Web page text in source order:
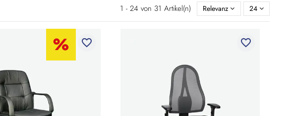
1 - 24 von 31 Artikel(n) Relevanz 24
favorite_border favorite_border